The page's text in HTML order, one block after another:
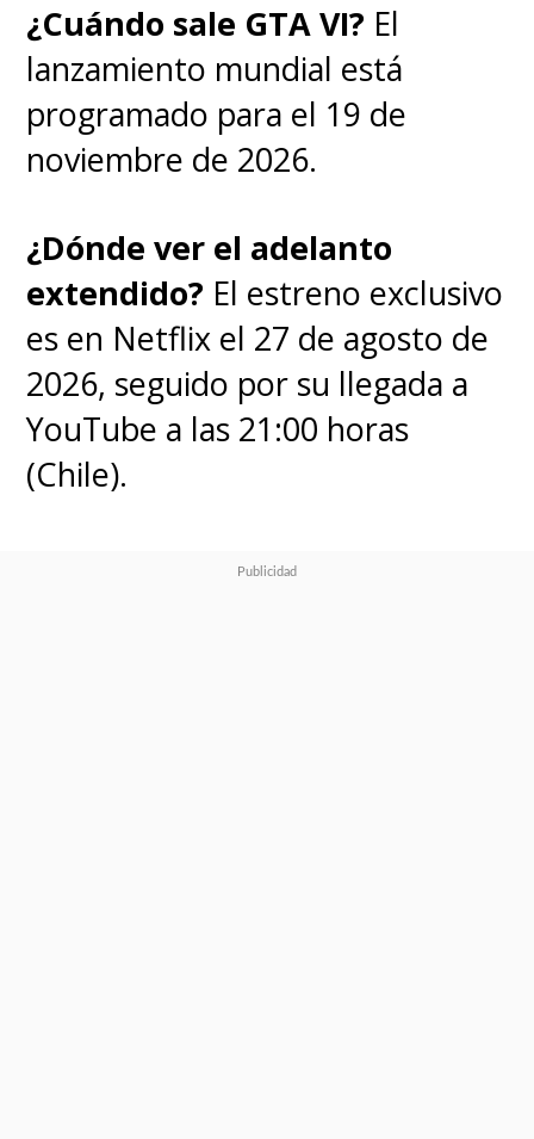
¿Cuándo sale GTA VI? El
lanzamiento mundial está
programado para el 19 de
noviembre de 2026.
¿Dónde ver el adelanto
extendido? El estreno exclusivo
es en Netflix el 27 de agosto de
2026, seguido por su llegada a
YouTube a las 21:00 horas
(Chile).